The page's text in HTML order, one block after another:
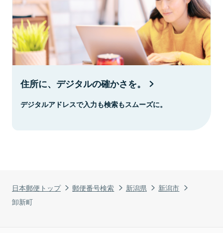
日本郵便トップ 郵便番号検索 新潟県
新潟市
卸新町
住所に、デジタルの確かさを。
デジタルアドレスで入力も検索もスムーズに。